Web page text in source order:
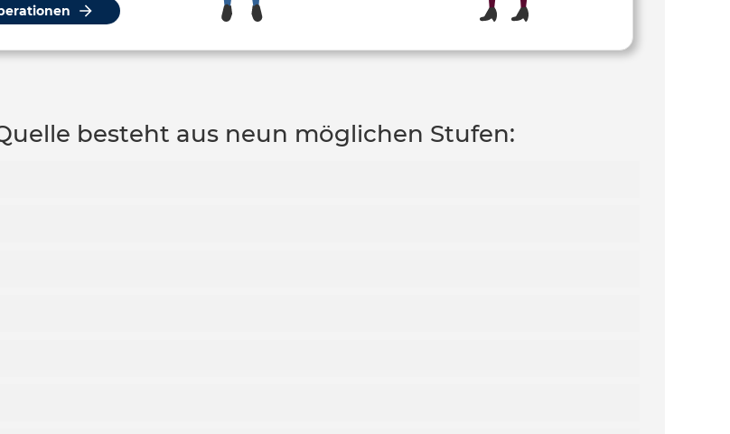
besteht aus neun möglichen Stufen: